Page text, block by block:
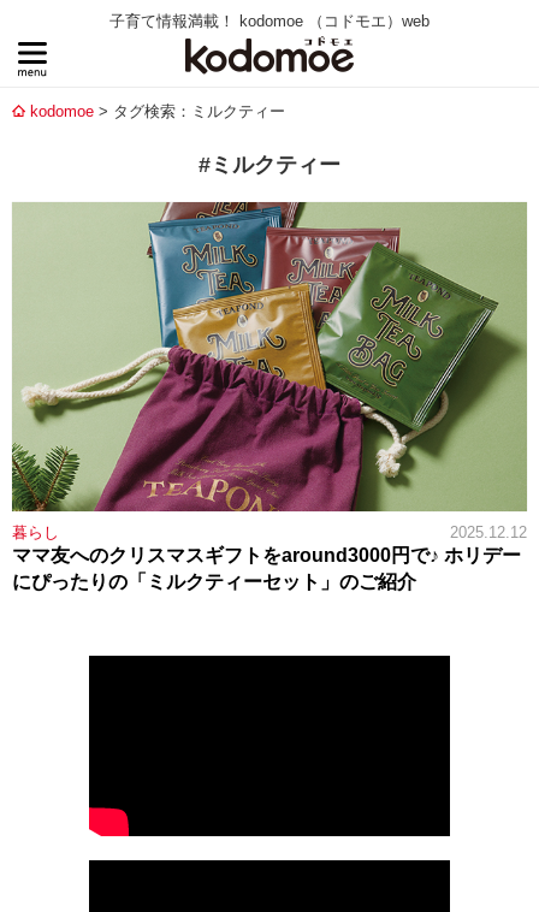
子育て情報満載！ kodomoe （コドモエ）web
kodomoe タグ検索：ミルクティー
#ミルクティー
暮らし 2025.12.12
ママ友へのクリスマスギフトをaround3000円で♪ ホリデー
にぴったりの「ミルクティーセット」のご紹介